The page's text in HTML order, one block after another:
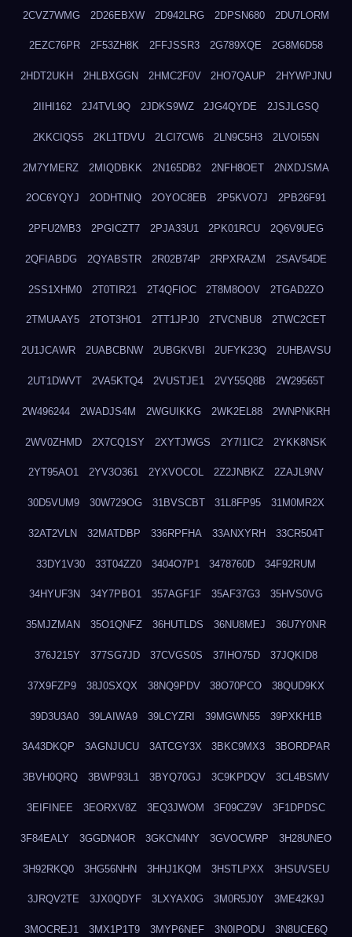
2CVZ7WMG 2D26EBXW 2D942LRG 2DPSN680 2DU7LORM
2EZC76PR 2F53ZH8K 2FFJSSR3 2G789XQE 2G8M6D58
2HDT2UKH 2HLBXGGN 2HMC2F0V 2HO7QAUP 2HYWPJNU
2IIHI162 2J4TVL9Q 2JDKS9WZ 2JG4QYDE 2JSJLGSQ
2KKCIQS5 2KL1TDVU 2LCI7CW6 2LN9C5H3 2LVOI55N
2M7YMERZ 2MIQDBKK 2N165DB2 2NFH8OET 2NXDJSMA
2OC6YQYJ 2ODHTNIQ 2OYOC8EB 2P5KVO7J 2PB26F91
2PFU2MB3 2PGICZT7 2PJA33U1 2PK01RCU 2Q6V9UEG
2QFIABDG 2QYABSTR 2R02B74P 2RPXRAZM 2SAV54DE
2SS1XHM0 2T0TIR21 2T4QFIOC 2T8M8OOV 2TGAD2ZO
2TMUAAY5 2TOT3HO1 2TT1JPJ0 2TVCNBU8 2TWC2CET
2U1JCAWR 2UABCBNW 2UBGKVBI 2UFYK23Q 2UHBAVSU
2UT1DWVT 2VA5KTQ4 2VUSTJE1 2VY55Q8B 2W29565T
2W496244 2WADJS4M 2WGUIKKG 2WK2EL88 2WNPNKRH
2WV0ZHMD 2X7CQ1SY 2XYTJWGS 2Y7I1IC2 2YKK8NSK
2YT95AO1 2YV3O361 2YXVOCOL 2Z2JNBKZ 2ZAJL9NV
30D5VUM9 30W729OG 31BVSCBT 31L8FP95 31M0MR2X
32AT2VLN 32MATDBP 336RPFHA 33ANXYRH 33CR504T
33DY1V30 33T04ZZ0 3404O7P1 3478760D 34F92RUM
34HYUF3N 34Y7PBO1 357AGF1F 35AF37G3 35HVS0VG
35MJZMAN 35O1QNFZ 36HUTLDS 36NU8MEJ 36U7Y0NR
376J215Y 377SG7JD 37CVGS0S 37IHO75D 37JQKID8
37X9FZP9 38J0SXQX 38NQ9PDV 38O70PCO 38QUD9KX
39D3U3A0 39LAIWA9 39LCYZRI 39MGWN55 39PXKH1B
3A43DKQP 3AGNJUCU 3ATCGY3X 3BKC9MX3 3BORDPAR
3BVH0QRQ 3BWP93L1 3BYQ70GJ 3C9KPDQV 3CL4BSMV
3EIFINEE 3EORXV8Z 3EQ3JWOM 3F09CZ9V 3F1DPDSC
3F84EALY 3GGDN4OR 3GKCN4NY 3GVOCWRP 3H28UNEO
3H92RKQ0 3HG56NHN 3HHJ1KQM 3HSTLPXX 3HSUVSEU
3JRQV2TE 3JX0QDYF 3LXYAX0G 3M0R5J0Y 3ME42K9J
3MOCREJ1 3MX1P1T9 3MYP6NEF 3N0IPODU 3N8UCE6Q